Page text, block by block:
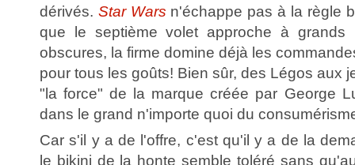
dérivés. Star Wars n'échappe pas à la règle
que le septième volet approche à
obscures, la firme domine déjà les
pour tous les goûts! Bien sûr, des Légos aux
"la force" de la marque créée par George
dans le grand n'importe quoi du
Car s'il y a de l'offre, c'est qu'il y a de la
le bikini de la honte semble toléré sans